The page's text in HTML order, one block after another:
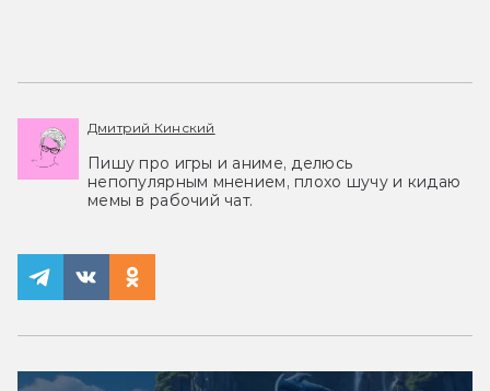
Дмитрий Кинский
Пишу про игры и аниме, делюсь
непопулярным мнением, плохо шучу и кидаю
мемы в рабочий чат.